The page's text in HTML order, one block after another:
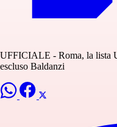
UFFICIALE - Roma, la lista
escluso Baldanzi